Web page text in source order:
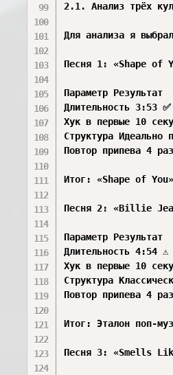
2.1. Анализ трёх
Для анализа я
Песня 1: «Shape of
Параметр Результат
Длительность 3:53
Хук в первые 10
Структура
Повтор припева 4
Итог: «Shape of
Песня 2: «Billie
Параметр Результат
Длительность 4:54 ⚠️
Хук в первые 10
Структура
Повтор припева 4
Итог: Эталон поп-
Песня 3: «Smells